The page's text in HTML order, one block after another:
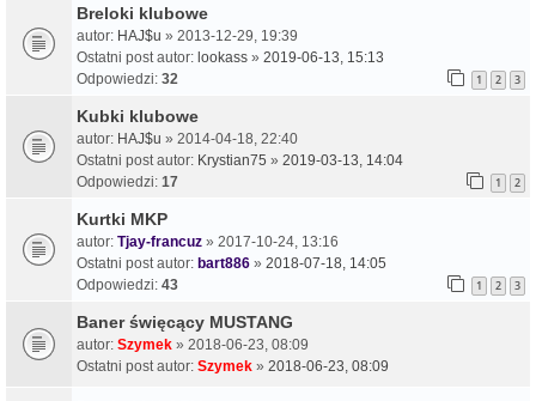
Breloki klubowe
autor: HAJ$u » 2013-12-29, 19:39
Ostatni post autor: lookass » 2019-06-13, 15:13
Odpowiedzi: 32 1 2 3
Kubki klubowe
autor: HAJ$u » 2014-04-18, 22:40
Ostatni post autor: Krystian75 » 2019-03-13, 14:04
Odpowiedzi: 17 1 2
Kurtki MKP
autor: Tjay-francuz » 2017-10-24, 13:16
Ostatni post autor: bart886 » 2018-07-18, 14:05
Odpowiedzi: 43 1 2 3
Baner święcący MUSTANG
autor: Szymek » 2018-06-23, 08:09
Ostatni post autor: Szymek » 2018-06-23, 08:09